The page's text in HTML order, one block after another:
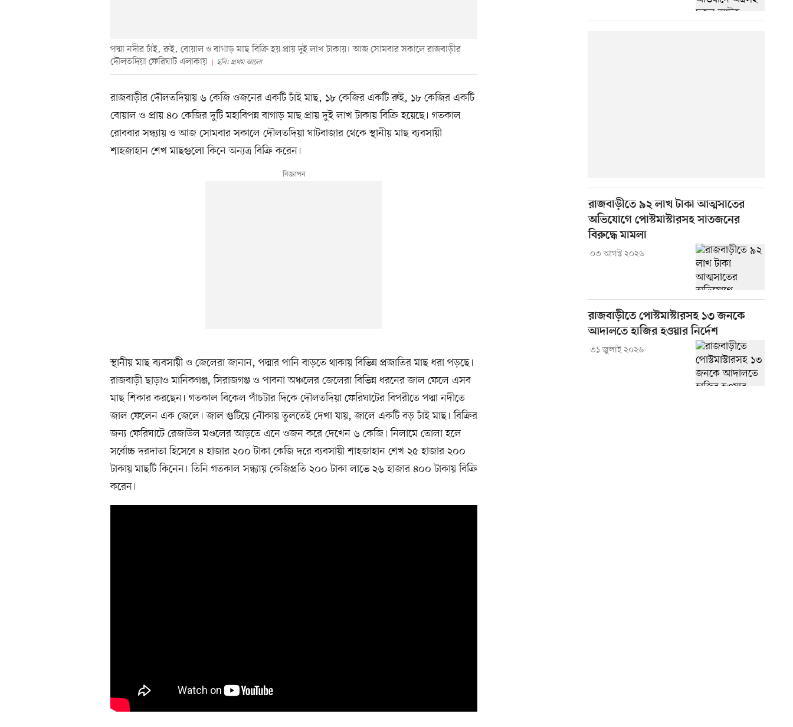
পদ্মা নদীর ঢাঁই, রুই, বোয়াল ও বাগাড় মাছ বিক্রি হয় প্রায় দুই লাখ টাকায়। আজ সোমবার সকালে রাজবাড়ীর
দৌলতদিয়া ফেরিঘাট এলাকায়
ছবি: প্রথম আলো
রাজবাড়ীর দৌলতদিয়ায় ৬ কেজি ওজনের একটি ঢাঁই মাছ, ১৮ কেজির একটি রুই, ১৮ কেজির একটি
বোয়াল ও প্রায় ৪০ কেজির দুটি মহাবিপন্ন বাগাড় মাছ প্রায় দুই লাখ টাকায় বিক্রি হয়েছে। গতকাল
রোববার সন্ধ্যায় ও আজ সোমবার সকালে দৌলতদিয়া ঘাটবাজার থেকে স্থানীয় মাছ ব্যবসায়ী
শাহজাহান শেখ মাছগুলো কিনে অন্যত্র বিক্রি করেন।
স্থানীয় মাছ ব্যবসায়ী ও জেলেরা জানান, পদ্মার পানি বাড়তে থাকায় বিভিন্ন প্রজাতির মাছ ধরা পড়ছে।
রাজবাড়ী ছাড়াও মানিকগঞ্জ, সিরাজগঞ্জ ও পাবনা অঞ্চলের জেলেরা বিভিন্ন ধরনের জাল ফেলে এসব
মাছ শিকার করছেন। গতকাল বিকেল পাঁচটার দিকে দৌলতদিয়া ফেরিঘাটের বিপরীতে পদ্মা নদীতে
জাল ফেলেন এক জেলে। জাল গুটিয়ে নৌকায় তুলতেই দেখা যায়, জালে একটি বড় ঢাঁই মাছ। বিক্রির
জন্য ফেরিঘাটে রেজাউল মণ্ডলের আড়তে এনে ওজন করে দেখেন ৬ কেজি। নিলামে তোলা হলে
সর্বোচ্চ দরদাতা হিসেবে ৪ হাজার ২০০ টাকা কেজি দরে ব্যবসায়ী শাহজাহান শেখ ২৫ হাজার ২০০
টাকায় মাছটি কিনেন। তিনি গতকাল সন্ধ্যায় কেজিপ্রতি ২০০ টাকা লাভে ২৬ হাজার ৪০০ টাকায় বিক্রি
করেন।
রাজবাড়ীতে ৯২ লাখ টাকা আত্মসাতের
অভিযোগে পোস্টমাস্টারসহ সাতজনের
বিরুদ্ধে মামলা
০৩ আগস্ট ২০২৬
রাজবাড়ীতে পোস্টমাস্টারসহ ১৩ জনকে
আদালতে হাজির হওয়ার নির্দেশ
৩১ জুলাই ২০২৬